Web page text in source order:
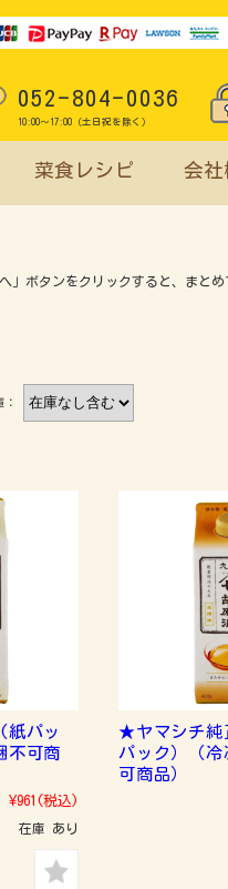
052-804-0036
10:00～17:00（土日祝を除く）
菜食レシピ 会社
ボタンをクリックすると、まとめ
：
パッ
不可商
¥961 (税込)
在庫 あり
★ヤマシチ純
パック）（冷
可商品）